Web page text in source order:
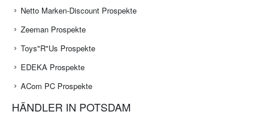
Netto Marken-Discount Prospekte
Zeeman Prospekte
Toys"R"Us Prospekte
EDEKA Prospekte
ACom PC Prospekte
HÄNDLER IN POTSDAM